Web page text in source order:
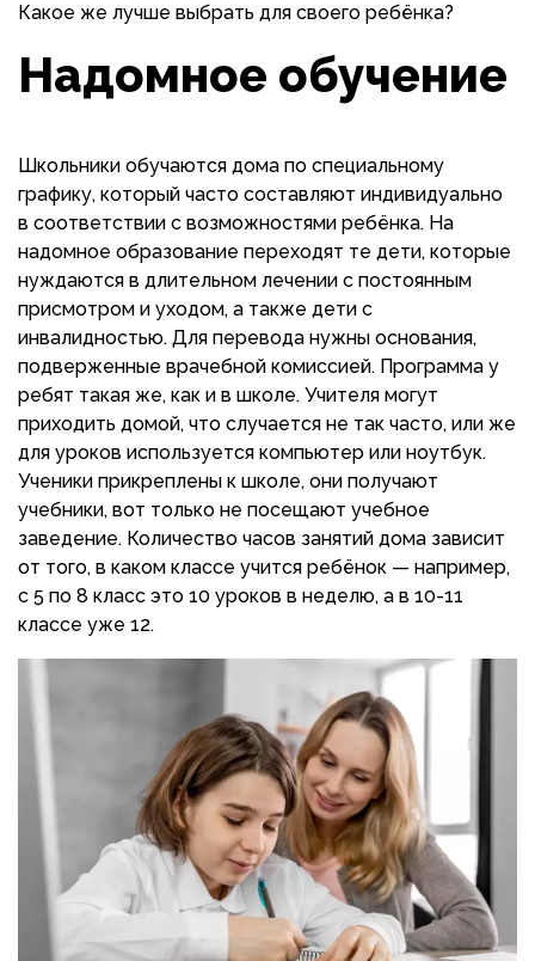
Какое же лучше выбрать для своего ребёнка?
Надомное обучение
Школьники обучаются дома по специальному
графику, который часто составляют индивидуально
в соответствии с возможностями ребёнка. На
надомное образование переходят те дети, которые
нуждаются в длительном лечении с постоянным
присмотром и уходом, а также дети с
инвалидностью. Для перевода нужны основания,
подверженные врачебной комиссией. Программа у
ребят такая же, как и в школе. Учителя могут
приходить домой, что случается не так часто, или же
для уроков используется компьютер или ноутбук.
Ученики прикреплены к школе, они получают
учебники, вот только не посещают учебное
заведение. Количество часов занятий дома зависит
от того, в каком классе учится ребёнок — например,
с 5 по 8 класс это 10 уроков в неделю, а в 10-11
классе уже 12.